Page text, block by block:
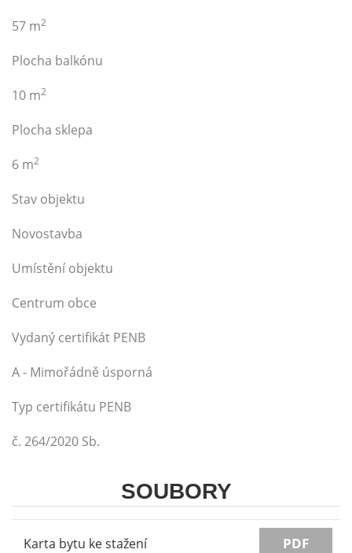
57 m2
Plocha balkónu
10 m2
Plocha sklepa
6 m2
Stav objektu
Novostavba
Umístění objektu
Centrum obce
Vydaný certifikát PENB
A - Mimořádně úsporná
Typ certifikátu PENB
č. 264/2020 Sb.
SOUBORY
Karta bytu ke stažení PDF